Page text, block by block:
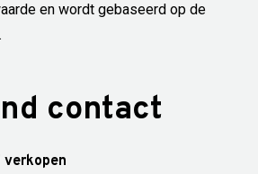
en wordt gebaseerd op de
contact
verkopen